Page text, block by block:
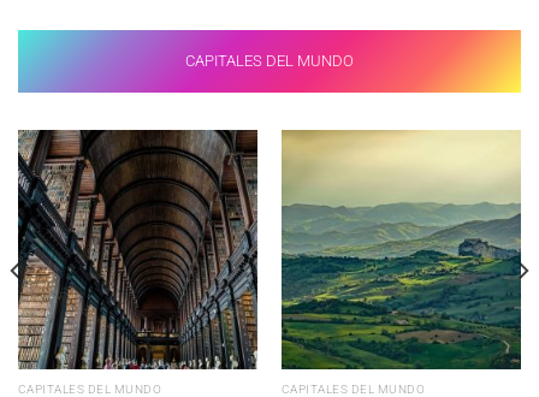
CAPITALES DEL MUNDO
CAPITALES DEL MUNDO CAPITALES DEL MUNDO